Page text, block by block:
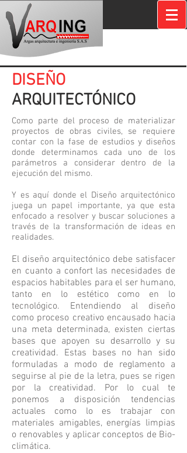
DISEÑO
ARQUITECTÓNICO
Como parte del proceso de materializar
proyectos de obras civiles, se requiere
contar con la fase de estudios y diseños
donde determinamos cada uno de los
parámetros a considerar dentro de la
ejecución del mismo.
Y es aquí donde el Diseño arquitectónico
juega un papel importante, ya que esta
enfocado a resolver y buscar soluciones a
través de la transformación de ideas en
realidades.
El diseño arquitectónico debe satisfacer
en cuanto a confort las necesidades de
espacios habitables para el ser humano,
tanto en lo estético como en lo
tecnológico. Entendiendo al diseño
como proceso creativo encausado hacia
una meta determinada, existen ciertas
bases que apoyen su desarrollo y su
creatividad. Estas bases no han sido
formuladas a modo de reglamento a
seguirse al pie de la letra, pues se rigen
por la creatividad. Por lo cual te
ponemos a disposición tendencias
actuales como lo es trabajar con
materiales amigables, energías limpias
o renovables y aplicar conceptos de Bio-
climática.